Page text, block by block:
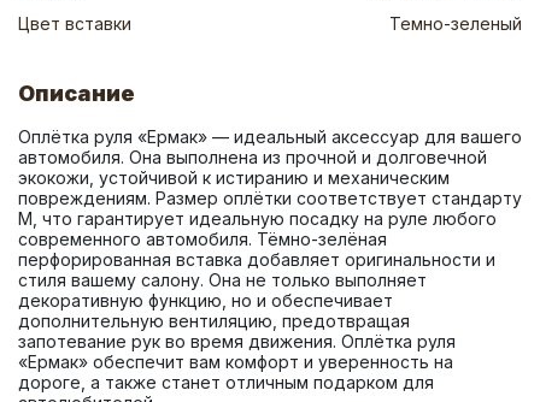
Цвет вставки
Темно-зеленый
Описание
Оплётка руля «Ермак» — идеальный аксессуар для вашего
автомобиля. Она выполнена из прочной и долговечной
экокожи, устойчивой к истиранию и механическим
повреждениям. Размер оплётки соответствует стандарту
М, что гарантирует идеальную посадку на руле любого
современного автомобиля. Тёмно-зелёная
перфорированная вставка добавляет оригинальности и
стиля вашему салону. Она не только выполняет
декоративную функцию, но и обеспечивает
дополнительную вентиляцию, предотвращая
запотевание рук во время движения. Оплётка руля
«Ермак» обеспечит вам комфорт и уверенность на
дороге, а также станет отличным подарком для